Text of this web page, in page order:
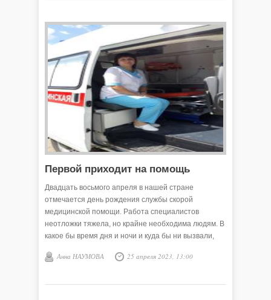
Первой приходит на помощь
Двадцать восьмого апреля в нашей стране
отмечается день рождения службы скорой
медицинской помощи. Работа специалистов
неотложки тяжела, но крайне необходима людям. В
какое бы время дня и ночи и куда бы ни вызвали,
далёкие уголки, к тому, кто нуждается в помощи.
Анна НАУМОВА 25 апреля 2023, 13:00